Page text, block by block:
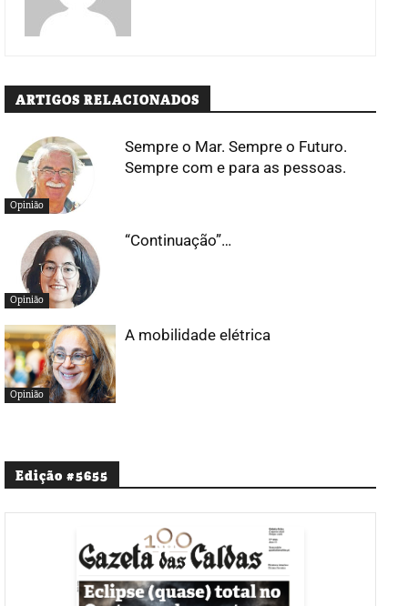
ARTIGOS RELACIONADOS
Opinião
Sempre o Mar. Sempre o Futuro.
Sempre com e para as pessoas.
Opinião
“Continuação”…
Opinião
A mobilidade elétrica
Edição #5655